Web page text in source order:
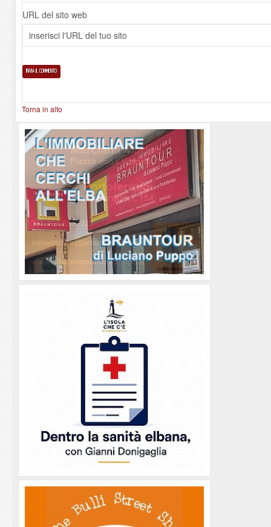
URL del sito web
Torna in alto